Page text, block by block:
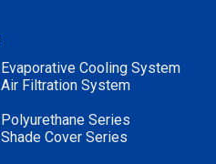
Evaporative Cooling System
Air Filtration System
Polyurethane Series
Shade Cover Series